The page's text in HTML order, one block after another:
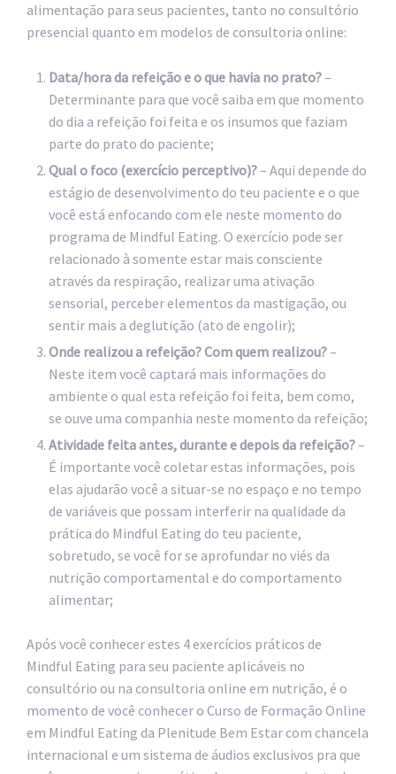
alimentação para seus pacientes, tanto no consultório
presencial quanto em modelos de consultoria online:
Data/hora da refeição e o que havia no prato?–
Determinante para que você saiba em que momento
do dia a refeição foi feita e os insumos que faziam
parte do prato do paciente;
Qual o foco (exercício perceptivo)?– Aqui depende do
estágio de desenvolvimento do teu paciente e o que
você está enfocando com ele neste momento do
programa de Mindful Eating. O exercício pode ser
relacionado à somente estar mais consciente
através da respiração, realizar uma ativação
sensorial, perceber elementos da mastigação, ou
sentir mais a deglutição (ato de engolir);
Onde realizou a refeição? Com quem realizou?–
Neste item você captará mais informações do
ambiente o qual esta refeição foi feita, bem como,
se ouve uma companhia neste momento da refeição;
Atividade feita antes, durante e depois da refeição?–
É importante você coletar estas informações, pois
elas ajudarão você a situar-se no espaço e no tempo
de variáveis que possam interferir na qualidade da
prática do Mindful Eating do teu paciente,
sobretudo, se você for se aprofundar no viés da
nutrição comportamental e do comportamento
alimentar;
Após você conhecer estes 4 exercícios práticos de
Mindful Eating para seu paciente aplicáveis no
consultório ou na consultoria online em nutrição, é o
momento de você conhecer o Curso de Formação Online
em Mindful Eating da Plenitude Bem Estar com chancela
internacional e um sistema de áudios exclusivos pra que